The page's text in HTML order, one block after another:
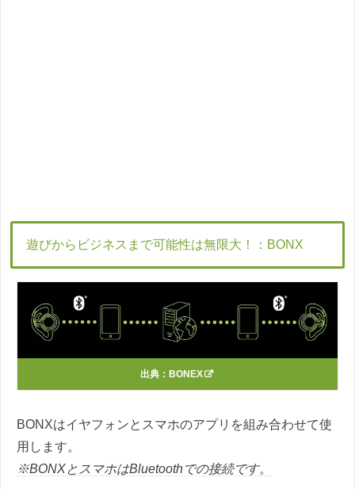
遊びからビジネスまで可能性は無限大！：BONX
出典： BONEX
BONXはイヤフォンとスマホのアプリを組み合わせて使
用します。
※BONXとスマホはBluetoothでの接続です。